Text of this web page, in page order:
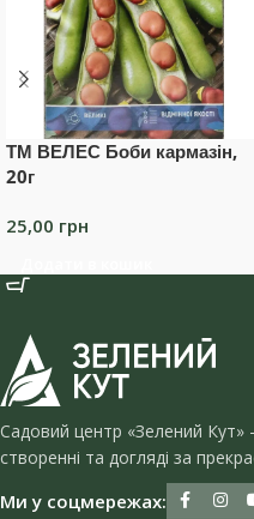
ТМ ВЕЛЕС Боби кармазін,
20г
25,00 грн
Садовий центр «Зелений Кут»
створенні та догляді за
Ми у соцмережах: